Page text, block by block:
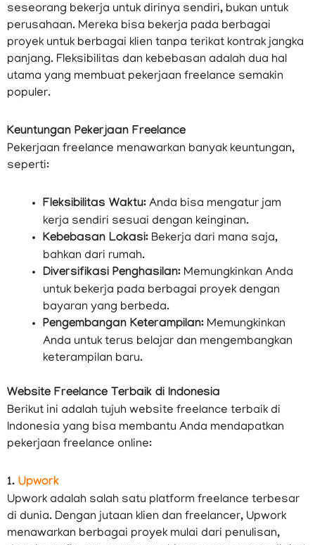
seseorang bekerja untuk dirinya sendiri, bukan untuk
perusahaan. Mereka bisa bekerja pada berbagai
proyek untuk berbagai klien tanpa terikat kontrak jangka
panjang. Fleksibilitas dan kebebasan adalah dua hal
utama yang membuat pekerjaan freelance semakin
populer.
Keuntungan Pekerjaan Freelance
Pekerjaan freelance menawarkan banyak keuntungan,
seperti:
Fleksibilitas Waktu: Anda bisa mengatur jam
kerja sendiri sesuai dengan keinginan.
Kebebasan Lokasi: Bekerja dari mana saja,
bahkan dari rumah.
Diversifikasi Penghasilan: Memungkinkan Anda
untuk bekerja pada berbagai proyek dengan
bayaran yang berbeda.
Pengembangan Keterampilan: Memungkinkan
Anda untuk terus belajar dan mengembangkan
keterampilan baru.
Website Freelance Terbaik di Indonesia
Berikut ini adalah tujuh website freelance terbaik di
Indonesia yang bisa membantu Anda mendapatkan
pekerjaan freelance online:
1. Upwork
Upwork adalah salah satu platform freelance terbesar
di dunia. Dengan jutaan klien dan freelancer, Upwork
menawarkan berbagai proyek mulai dari penulisan,